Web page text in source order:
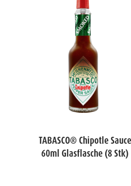
TABASCO® Chipotle Sauce
60ml Glasflasche (8 Stk)